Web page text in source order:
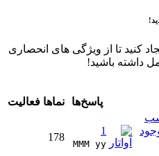
کنید تا از ویژگی های انحصاری
داشته باشید!
پاسخ‌ها نماها فعالیت
1
MMM yy
178